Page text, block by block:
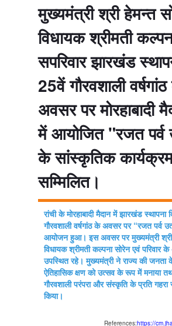
मुख्यमंत्री श्री हेमन्त
विधायक श्रीमती
सपरिवार झारखंड
25वें गौरवशाली
अवसर पर मोरहाबादी
में आयोजित "रजत पर्व
के सांस्कृतिक
सम्मिलित।
रांची के मोरहाबादी मैदान में झारखंड
गौरवशाली वर्षगांठ के अवसर पर “रजत पर्व
आयोजन हुआ। इस अवसर पर मुख्यमंत्री श्री
विधायक श्रीमती कल्पना सोरेन एवं परिवार
उपस्थित रहे। मुख्यमंत्री ने राज्य की जनता
ऐतिहासिक क्षण को उत्सव के रूप में मनाया
गौरवशाली परंपरा और संस्कृति के प्रति गहरा
किया।
References:https://